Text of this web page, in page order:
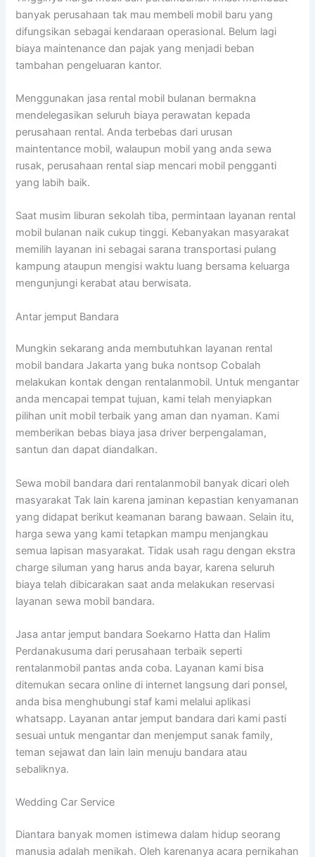
banyak perusahaan tak mau membeli mobil baru yang
difungsikan sebagai kendaraan operasional. Belum lagi
biaya maintenance dan pajak yang menjadi beban
tambahan pengeluaran kantor.
Menggunakan jasa rental mobil bulanan bermakna
mendelegasikan seluruh biaya perawatan kepada
perusahaan rental. Anda terbebas dari urusan
maintentance mobil, walaupun mobil yang anda sewa
rusak, perusahaan rental siap mencari mobil pengganti
yang labih baik.
Saat musim liburan sekolah tiba, permintaan layanan rental
mobil bulanan naik cukup tinggi. Kebanyakan masyarakat
memilih layanan ini sebagai sarana transportasi pulang
kampung ataupun mengisi waktu luang bersama keluarga
mengunjungi kerabat atau berwisata.
Antar jemput Bandara
Mungkin sekarang anda membutuhkan layanan rental
mobil bandara Jakarta yang buka nontsop Cobalah
melakukan kontak dengan rentalanmobil. Untuk mengantar
anda mencapai tempat tujuan, kami telah menyiapkan
pilihan unit mobil terbaik yang aman dan nyaman. Kami
memberikan bebas biaya jasa driver berpengalaman,
santun dan dapat diandalkan.
Sewa mobil bandara dari rentalanmobil banyak dicari oleh
masyarakat Tak lain karena jaminan kepastian kenyamanan
yang didapat berikut keamanan barang bawaan. Selain itu,
harga sewa yang kami tetapkan mampu menjangkau
semua lapisan masyarakat. Tidak usah ragu dengan ekstra
charge siluman yang harus anda bayar, karena seluruh
biaya telah dibicarakan saat anda melakukan reservasi
layanan sewa mobil bandara.
Jasa antar jemput bandara Soekarno Hatta dan Halim
Perdanakusuma dari perusahaan terbaik seperti
rentalanmobil pantas anda coba. Layanan kami bisa
ditemukan secara online di internet langsung dari ponsel,
anda bisa menghubungi staf kami melalui aplikasi
whatsapp. Layanan antar jemput bandara dari kami pasti
sesuai untuk mengantar dan menjemput sanak family,
teman sejawat dan lain lain menuju bandara atau
sebaliknya.
Wedding Car Service
Diantara banyak momen istimewa dalam hidup seorang
manusia adalah menikah. Oleh karenanya acara pernikahan